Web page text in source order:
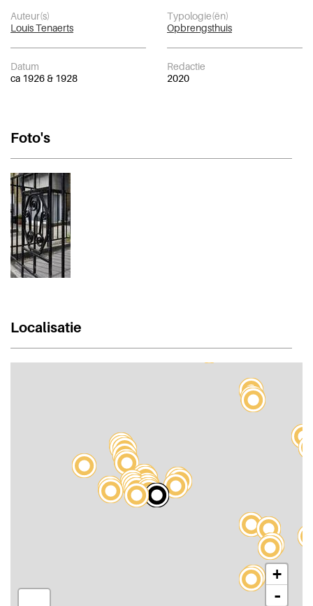
Auteur(s)
Louis Tenaerts
Typologie(ën)
Opbrengsthuis
Datum
ca 1926 & 1928
Redactie
2020
Foto's
Localisatie
+
-